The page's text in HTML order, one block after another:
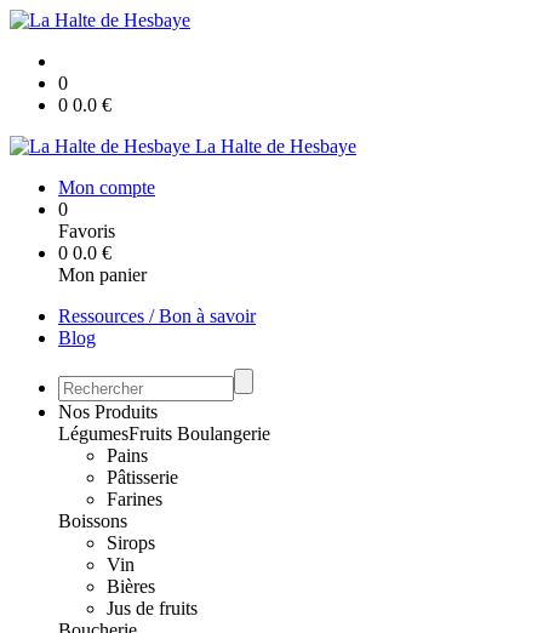
0
0 0.0 €
La Halte de Hesbaye
Mon compte
0
Favoris
0 0.0 €
Mon panier
Ressources / Bon à savoir
Blog
Nos Produits
LégumesFruits Boulangerie
Pains
Pâtisserie
Farines
Boissons
Sirops
Vin
Bières
Jus de fruits